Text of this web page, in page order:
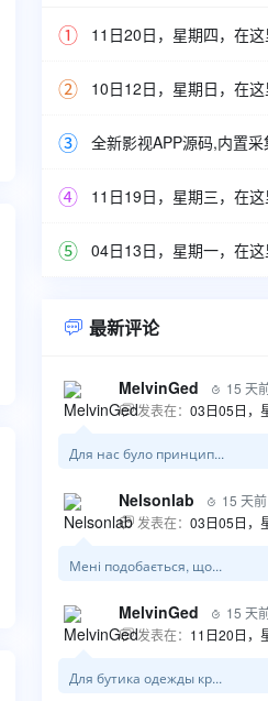
全新影视APP源码,内置
 最新评论
MelvinGed  15 天
 发表在： 03日05日，
Для нас було принцип...
Nelsonlab  15 天前
 发表在： 03日05日，
Мені подобається, що...
MelvinGed  15 天
 发表在： 11日20日，
Для бутика одежды кр...